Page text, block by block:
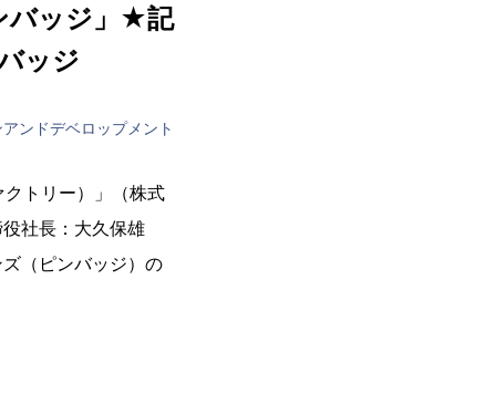
バッジ」★記
ッジ
ンドデベロップメント
トリー）」（株式
社長：大久保雄
（ピンバッジ）の